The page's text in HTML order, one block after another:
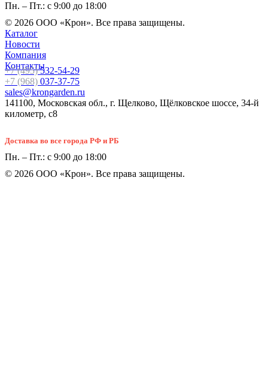
Пн. – Пт.: с 9:00 до 18:00
© 2026 ООО «Крон». Все права защищены.
Каталог
Новости
Компания
Контакты
+7 (495)532-54-29
+7 (968) 037-37-75
sales@krongarden.ru
141100, Московская обл., г. Щелково, Щёлковское шоссе, 34-й
километр, с8
Доставка во все города РФ и РБ
Пн. – Пт.: с 9:00 до 18:00
© 2026 ООО «Крон». Все права защищены.